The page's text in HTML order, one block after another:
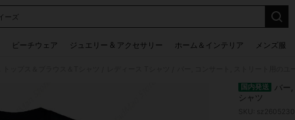
ーズ
ビーチウェア ジュエリー & アクセサリー ホーム＆インテリア メンズ服
国内発送
バー
シャツ